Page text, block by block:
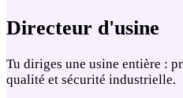
Directeur d'usine
Tu diriges une usine entière :
qualité et sécurité industrielle.